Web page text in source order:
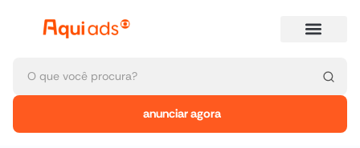
anunciar agora